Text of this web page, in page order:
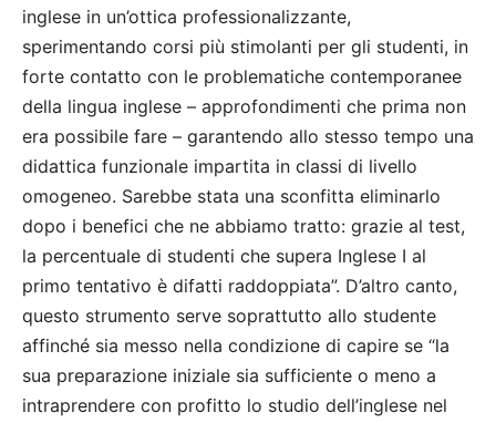
inglese in un’ottica professionalizzante,
sperimentando corsi più stimolanti per gli studenti, in
forte contatto con le problematiche contemporanee
della lingua inglese – approfondimenti che prima non
era possibile fare – garantendo allo stesso tempo una
didattica funzionale impartita in classi di livello
omogeneo. Sarebbe stata una sconfitta eliminarlo
dopo i benefici che ne abbiamo tratto: grazie al test,
la percentuale di studenti che supera Inglese I al
primo tentativo è difatti raddoppiata”. D’altro canto,
questo strumento serve soprattutto allo studente
affinché sia messo nella condizione di capire se “la
sua preparazione iniziale sia sufficiente o meno a
intraprendere con profitto lo studio dell’inglese nel